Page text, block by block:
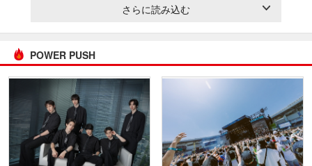
さらに読み込む
POWER PUSH